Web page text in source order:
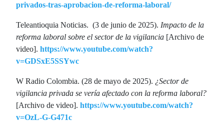
privados-tras-aprobacion-de-reforma-laboral/
Teleantioquia Noticias. (3 de junio de 2025). Impacto de la
reforma laboral sobre el sector de la vigilancia [Archivo de
video]. https://www.youtube.com/watch?
v=GDSxE5SSYwc
W Radio Colombia. (28 de mayo de 2025). ¿Sector de
vigilancia privada se vería afectado con la reforma laboral?
[Archivo de video]. https://www.youtube.com/watch?
v=OzL-G-G471c